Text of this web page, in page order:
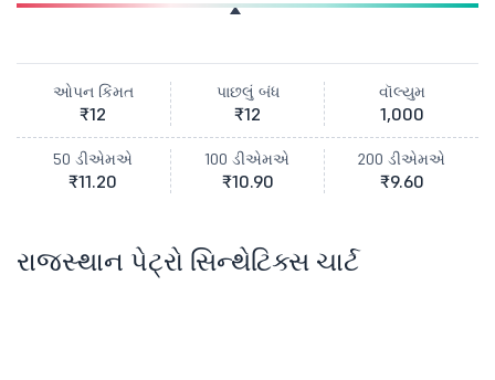
ઓપન કિંમત
₹12
પાછલું બંધ
₹12
વૉલ્યુમ
1,000
50 ડીએમએ
₹11.20
100 ડીએમએ
₹10.90
200 ડીએમએ
₹9.60
રાજસ્થાન પેટ્રો સિન્થેટિક્સ ચાર્ટ